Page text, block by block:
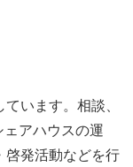
います。相談、
アハウスの運
啓発活動などを行